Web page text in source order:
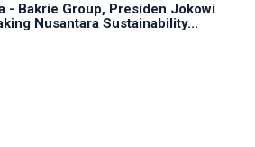
- Bakrie Group, Presiden Jokowi
Nusantara Sustainability...